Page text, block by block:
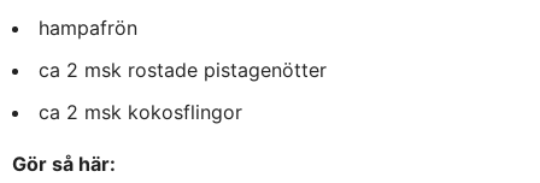
hampafrön
ca 2 msk rostade pistagenötter
ca 2 msk kokosflingor
Gör så här: